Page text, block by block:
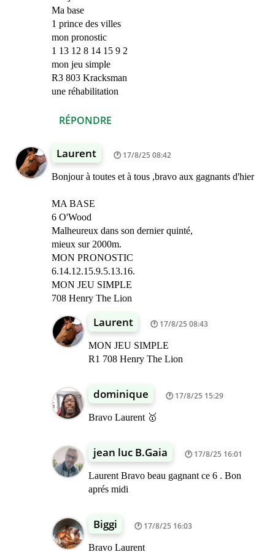
Ma base
1 prince des villes
mon pronostic
1 13 12 8 14 15 9 2
mon jeu simple
R3 803 Kracksman
une réhabilitation
RÉPONDRE
Laurent 17/8/25 08:42
Bonjour à toutes et à tous ,bravo aux gagnants d'hier
MA BASE
6 O'Wood
Malheureux dans son dernier quinté,
mieux sur 2000m.
MON PRONOSTIC
6.14.12.15.9.5.13.16.
MON JEU SIMPLE
708 Henry The Lion
Laurent 17/8/25 08:43
MON JEU SIMPLE
R1 708 Henry The Lion
dominique 17/8/25 15:29
Bravo Laurent 🥇
jean luc B.Gaia 17/8/25 16:01
Laurent Bravo beau gagnant ce 6 . Bon
aprés midi
Biggi 17/8/25 16:03
Bravo Laurent